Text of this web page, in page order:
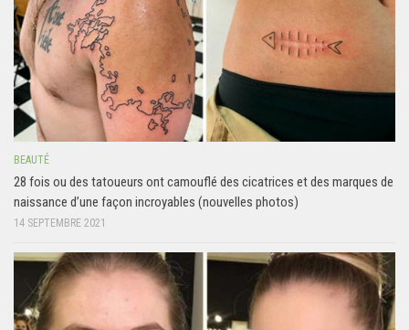
BEAUTÉ
28 fois ou des tatoueurs ont camouflé ​​des cicatrices et des marques de
naissance d’une façon incroyables (nouvelles photos)
14 SEPTEMBRE 2021